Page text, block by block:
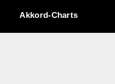
Akkord-Charts